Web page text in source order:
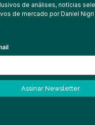
de análises, notícias
de mercado por Daniel
Assinar Newsletter